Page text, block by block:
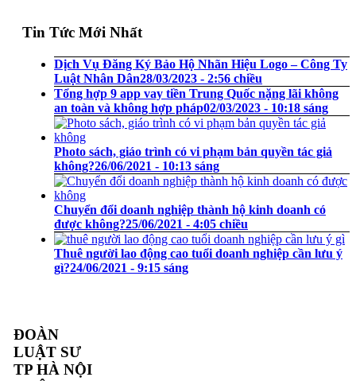
Tin Tức Mới Nhất
Dịch Vụ Đăng Ký Bảo Hộ Nhãn Hiệu Logo – Công Ty
Luật Nhân Dân28/03/2023 - 2:56 chiều
Tổng hợp 9 app vay tiền Trung Quốc nặng lãi không
an toàn và không hợp pháp02/03/2023 - 10:18 sáng
Photo sách, giáo trình có vi phạm bản quyền tác giả
không?26/06/2021 - 10:13 sáng
Chuyển đổi doanh nghiệp thành hộ kinh doanh có
được không?25/06/2021 - 4:05 chiều
Thuê người lao động cao tuổi doanh nghiệp cần lưu ý
gì?24/06/2021 - 9:15 sáng
ĐOÀN
LUẬT SƯ
TP HÀ NỘI